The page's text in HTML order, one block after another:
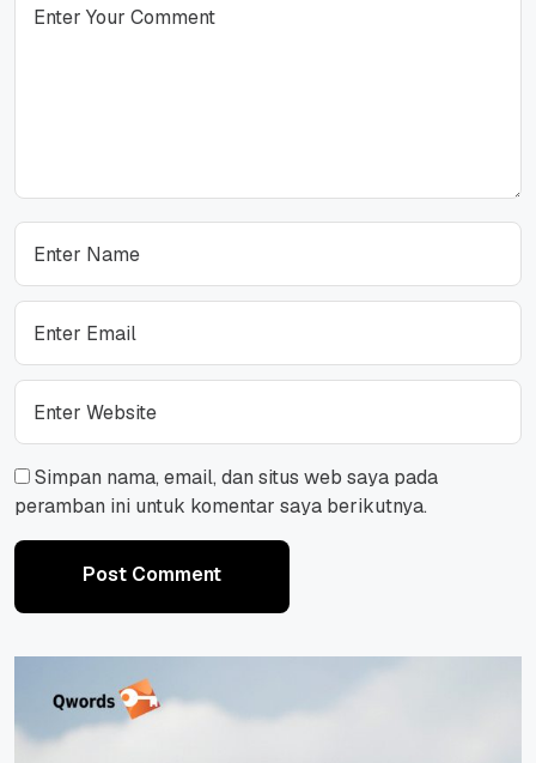
Simpan nama, email, dan situs web saya pada
peramban ini untuk komentar saya berikutnya.
Post Comment